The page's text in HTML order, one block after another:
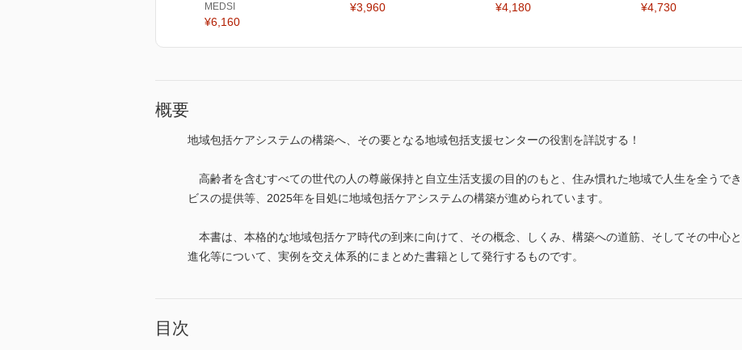
MEDSI
¥6,160
¥3,960 ¥4,180 ¥4,730
概要
地域包括ケアシステムの構築へ、その要となる地域包括支援センターの役割を詳説する！
高齢者を含むすべての世代の人の尊厳保持と自立生活支援の目的のもと、住み慣れた地域で人生を全うで
ビスの提供等、2025年を目処に地域包括ケアシステムの構築が進められています。
本書は、本格的な地域包括ケア時代の到来に向けて、その概念、しくみ、構築への道筋、そしてその中心
進化等について、実例を交え体系的にまとめた書籍として発行するものです。
目次